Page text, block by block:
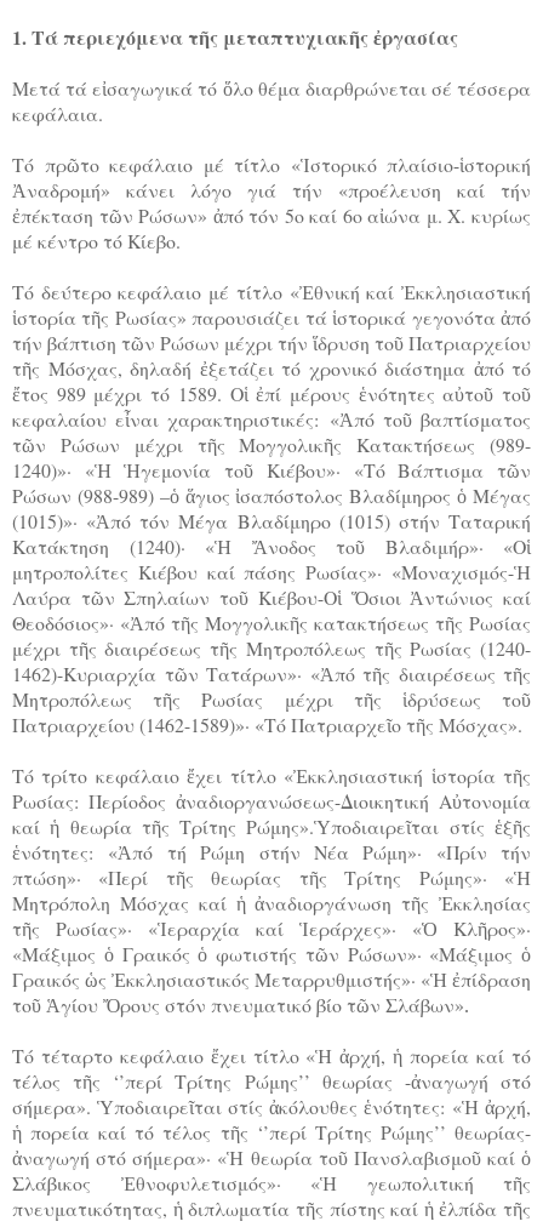
1. Τά περιεχόμενα τῆς μεταπτυχιακῆς ἐργασίας
Μετά τά εἰσαγωγικά τό ὅλο θέμα διαρθρώνεται σέ τέσσερα
κεφάλαια.
Τό πρῶτο κεφάλαιο μέ τίτλο «Ἱστορικό πλαίσιο-ἱστορική
Ἀναδρομή» κάνει λόγο γιά τήν «προέλευση καί τήν
ἐπέκταση τῶν Ρώσων» ἀπό τόν 5ο καί 6ο αἰώνα μ. Χ. κυρίως
μέ κέντρο τό Κίεβο.
Τό δεύτερο κεφάλαιο μέ τίτλο «Ἐθνική καί Ἐκκλησιαστική
ἱστορία τῆς Ρωσίας» παρουσιάζει τά ἱστορικά γεγονότα ἀπό
τήν βάπτιση τῶν Ρώσων μέχρι τήν ἵδρυση τοῦ Πατριαρχείου
τῆς Μόσχας, δηλαδή ἐξετάζει τό χρονικό διάστημα ἀπό τό
ἔτος 989 μέχρι τό 1589. Οἱ ἐπί μέρους ἑνότητες αὐτοῦ τοῦ
κεφαλαίου εἶναι χαρακτηριστικές: «Ἀπό τοῦ βαπτίσματος
τῶν Ρώσων μέχρι τῆς Μογγολικῆς Κατακτήσεως (989-
1240)»· «Ἡ Ἡγεμονία τοῦ Κιέβου»· «Τό Βάπτισμα τῶν
Ρώσων (988-989) –ὁ ἅγιος ἰσαπόστολος Βλαδίμηρος ὁ Μέγας
(1015)»· «Ἀπό τόν Μέγα Βλαδίμηρο (1015) στήν Ταταρική
Κατάκτηση (1240)· «Ἡ Ἄνοδος τοῦ Βλαδιμήρ»· «Οἱ
μητροπολίτες Κιέβου καί πάσης Ρωσίας»· «Μοναχισμός-Ἡ
Λαύρα τῶν Σπηλαίων τοῦ Κιέβου-Οἱ Ὅσιοι Ἀντώνιος καί
Θεοδόσιος»· «Ἀπό τῆς Μογγολικῆς κατακτήσεως τῆς Ρωσίας
μέχρι τῆς διαιρέσεως τῆς Μητροπόλεως τῆς Ρωσίας (1240-
1462)-Κυριαρχία τῶν Τατάρων»· «Ἀπό τῆς διαιρέσεως τῆς
Μητροπόλεως τῆς Ρωσίας μέχρι τῆς ἱδρύσεως τοῦ
Πατριαρχείου (1462-1589)»· «Τό Πατριαρχεῖο τῆς Μόσχας».
Τό τρίτο κεφάλαιο ἔχει τίτλο «Ἐκκλησιαστική ἱστορία τῆς
Ρωσίας: Περίοδος ἀναδιοργανώσεως-Διοικητική Αὐτονομία
καί ἡ θεωρία τῆς Τρίτης Ρώμης».Ὑποδιαιρεῖται στίς ἑξῆς
ἑνότητες: «Ἀπό τή Ρώμη στήν Νέα Ρώμη»· «Πρίν τήν
πτώση»· «Περί τῆς θεωρίας τῆς Τρίτης Ρώμης»· «Ἡ
Μητρόπολη Μόσχας καί ἡ ἀναδιοργάνωση τῆς Ἐκκλησίας
τῆς Ρωσίας»· «Ἱεραρχία καί Ἱεράρχες»· «Ὁ Κλῆρος»·
«Μάξιμος ὁ Γραικός ὁ φωτιστής τῶν Ρώσων»· «Μάξιμος ὁ
Γραικός ὡς Ἐκκλησιαστικός Μεταρρυθμιστής»· «Ἡ ἐπίδραση
τοῦ Ἁγίου Ὄρους στόν πνευματικό βίο τῶν Σλάβων».
Τό τέταρτο κεφάλαιο ἔχει τίτλο «Ἡ ἀρχή, ἡ πορεία καί τό
τέλος τῆς ‘’περί Τρίτης Ρώμης’’ θεωρίας -ἀναγωγή στό
σήμερα». Ὑποδιαιρεῖται στίς ἀκόλουθες ἑνότητες: «Ἡ ἀρχή,
ἡ πορεία καί τό τέλος τῆς ‘’περί Τρίτης Ρώμης’’ θεωρίας-
ἀναγωγή στό σήμερα»· «Ἡ θεωρία τοῦ Πανσλαβισμοῦ καί ὁ
Σλάβικος Ἐθνοφυλετισμός»· «Ἡ γεωπολιτική τῆς
πνευματικότητας, ἡ διπλωματία τῆς πίστης καί ἡ ἐλπίδα τῆς